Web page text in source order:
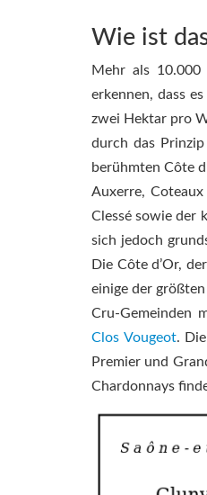
Wie ist
Mehr als
erkennen, dass
zwei Hektar pro
durch das
berühmten Côte
Auxerre,
Clessé sowie der
sich jedoch
Die Côte d’Or,
einige der
Cru-Gemeinden
Clos Vougeot.
Premier und
Chardonnays